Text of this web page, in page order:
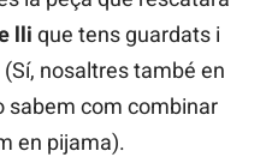
lli que tens guardats i
nosaltres també en
sabem com combinar
en pijama).